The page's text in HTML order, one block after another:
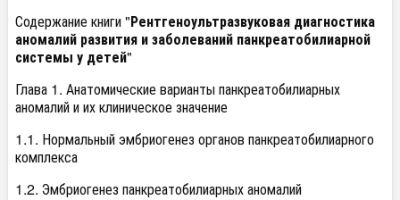
Содержание книги "Рентгеноультразвуковая диагностика
аномалий развития и заболеваний панкреатобилиарной
системы у детей"
Глава 1. Анатомические варианты панкреатобилиарных
аномалий и их клиническое значение
1.1. Нормальный эмбриогенез органов панкреатобилиарного
комплекса
1.2. Эмбриогенез панкреатобилиарных аномалий